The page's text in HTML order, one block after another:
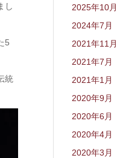
し
5
統
2025年10月
2024年7月
2021年11月
2021年7月
2021年1月
2020年9月
2020年6月
2020年4月
2020年3月